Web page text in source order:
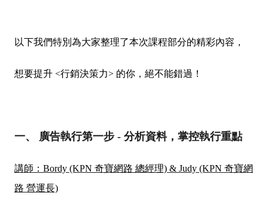
以下我們特別為大家整理了本次課程部分的精彩內容，
想要提升 <行銷決策力> 的你，絕不能錯過！
一、 廣告執行第一步 - 分析資料，掌控執行重點
講師：Bordy (KPN 奇寶網路 總經理) & Judy (KPN 奇寶網
路 營運長)